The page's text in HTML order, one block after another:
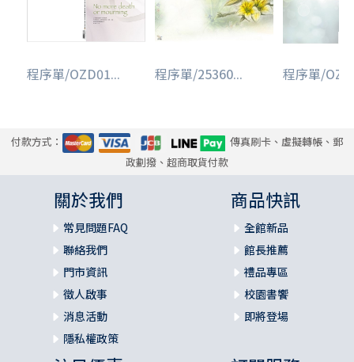
程序單/OZD01... 程序單/25360... 程序單/
付款方式：
傳真刷卡、虛擬轉帳、郵
政劃撥、超商取貨付款
關於我們
常見問題FAQ
聯絡我們
門市資訊
徵人啟事
消息活動
隱私權政策
商品快訊
全館新品
館長推薦
禮品專區
校園書饗
即將登場